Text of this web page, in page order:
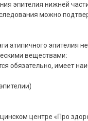
эпителия нижней
можно
атипичного эпителия
веществами:
обязательно, имеет
центре «Про